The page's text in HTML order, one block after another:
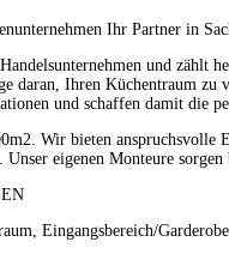
Ihr Partner in
und zählt
daran, Ihren Küchentraum
und schaffen damit die
Wir bieten anspruchsvolle
eigenen Monteure
Eingangsbereich/